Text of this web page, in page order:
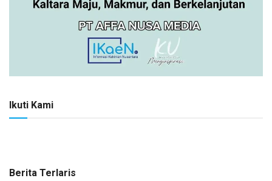
Ikuti Kami
Berita Terlaris